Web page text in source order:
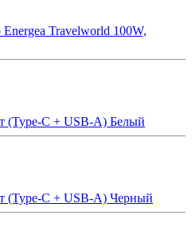
Energea Travelworld 100W,
(Type-C + USB-A) Белый
(Type-C + USB-A) Черный